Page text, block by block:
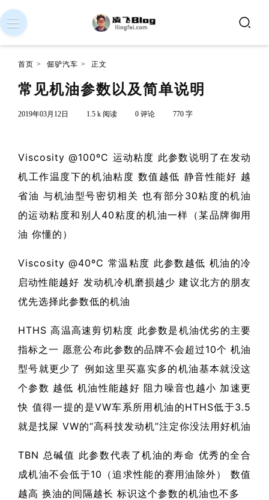
首页 > 倔驴汽车 > 正文
常见机油参数以及简单说明
2019年03月12日 1.5 k 阅读 0 评论 770 字
Viscosity @100ºC 运动粘度 此参数说明了在发动
机工作温度下的机油粘度 数值越低 静音性能好 越
省油 与机油型号密切相关 也有部分30粘度的机油
的运动粘度和别人40粘度的机油一样（某品牌御用
油 你懂的）
Viscosity @40ºC 常温粘度 此参数越低 机油的冷
启动性能越好 发动机冷机磨损越少 建议北方的朋友
优先选择此参数低的机油
HTHS 高温高速剪切粘度 此参数是机油优劣的主要
指标之一 愿意公布此参数的品牌不会超过10个 机油
型号就更少了 例如这里买嘉实多的机油基本就没这
个参数 越低 机油性能越好 阻力噪音也越小 加速更
快 值得一提的是VW车系所用机油的HTHS低于3.5
就是找屎 VW的“高科技发动机”注定你没法用好机油
TBN 总碱值 此参数代表了机油的寿命 优秀的全合
成机油不会低于10（追求性能的赛用油除外） 数值
越高 换油的间隔越长 标识这个参数的机油也不多